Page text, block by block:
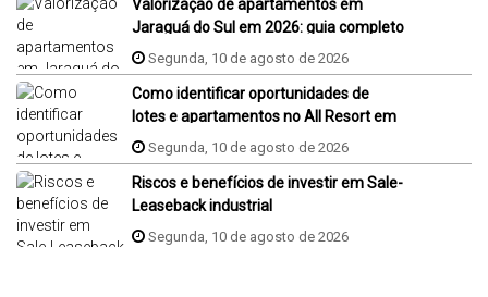
Valorização de apartamentos em
Jaraguá do Sul em 2026: guia completo
Segunda, 10 de agosto de 2026
Como identificar oportunidades de
lotes e apartamentos no All Resort em
Porto Belo?
Segunda, 10 de agosto de 2026
Riscos e benefícios de investir em Sale-
Leaseback industrial
Segunda, 10 de agosto de 2026